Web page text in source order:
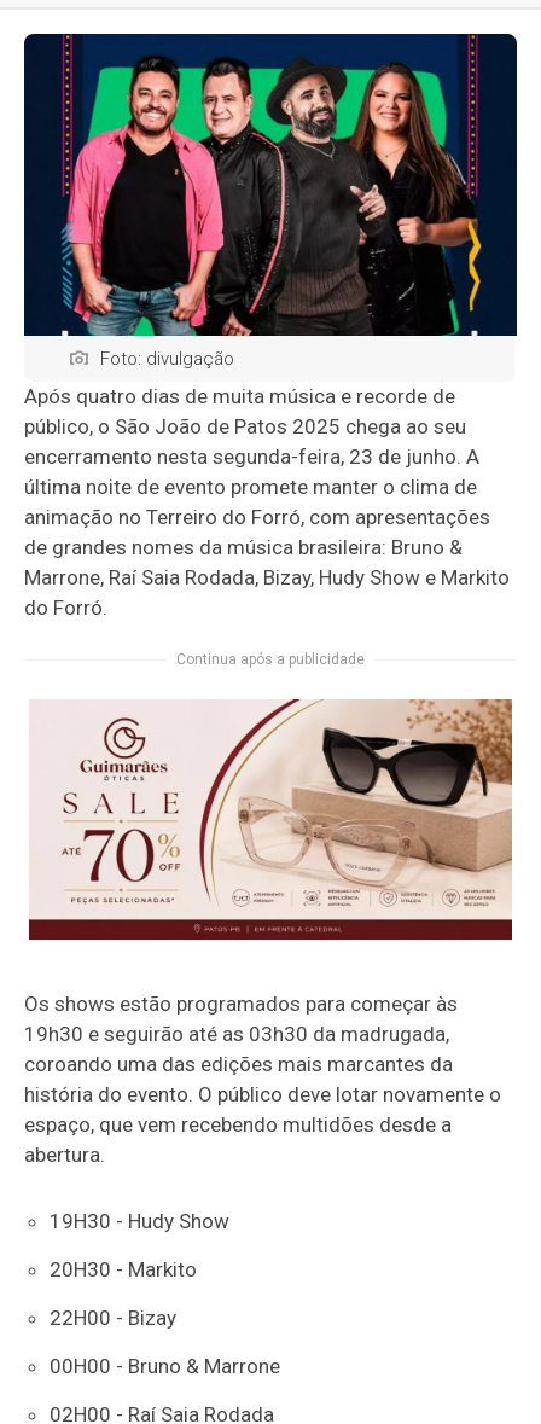
Foto: divulgação
Após quatro dias de muita música e recorde de
público, o São João de Patos 2025 chega ao seu
encerramento nesta segunda-feira, 23 de junho. A
última noite de evento promete manter o clima de
animação no Terreiro do Forró, com apresentações
de grandes nomes da música brasileira: Bruno &
Marrone, Raí Saia Rodada, Bizay, Hudy Show e Markito
do Forró.
Continua após a publicidade
Os shows estão programados para começar às
19h30 e seguirão até as 03h30 da madrugada,
coroando uma das edições mais marcantes da
história do evento. O público deve lotar novamente o
espaço, que vem recebendo multidões desde a
abertura.
19H30 - Hudy Show
20H30 - Markito
22H00 - Bizay
00H00 - Bruno & Marrone
02H00 - Raí Saia Rodada